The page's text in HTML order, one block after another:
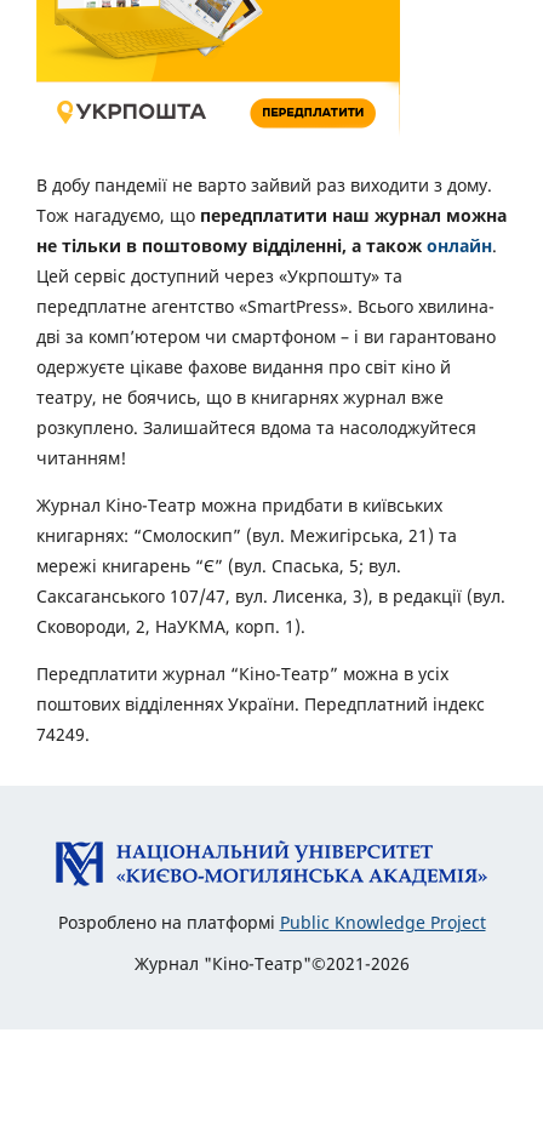
В добу пандемії не варто зайвий раз виходити з дому.
Тож нагадуємо, що передплатити наш журнал можна
не тільки в поштовому відділенні, а також онлайн.
Цей сервіс доступний через «Укрпошту» та
передплатне агентство «SmartPress». Всього хвилина-
дві за комп’ютером чи смартфоном – і ви гарантовано
одержуєте цікаве фахове видання про світ кіно й
театру, не боячись, що в книгарнях журнал вже
розкуплено. Залишайтеся вдома та насолоджуйтеся
читанням!
Журнал Кіно-Театр можна придбати в київських
книгарнях: “Смолоскип” (вул. Межигірська, 21) та
мережі книгарень “Є” (вул. Спаська, 5; вул.
Саксаганського 107/47, вул. Лисенка, 3), в редакції (вул.
Сковороди, 2, НаУКМА, корп. 1).
Передплатити журнал “Кіно-Театр” можна в усіх
поштових відділеннях України. Передплатний індекс
74249.
Розроблено на платформі Public Knowledge Project
Журнал "Кіно-Театр"©2021-2026